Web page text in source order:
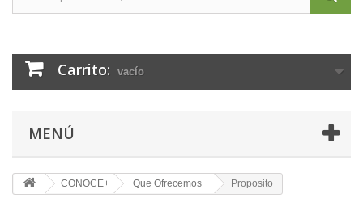
Carrito: vacío
MENÚ
CONOCE+ Que Ofrecemos Proposito